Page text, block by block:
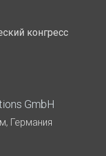
конгресс
GmbH
Германия